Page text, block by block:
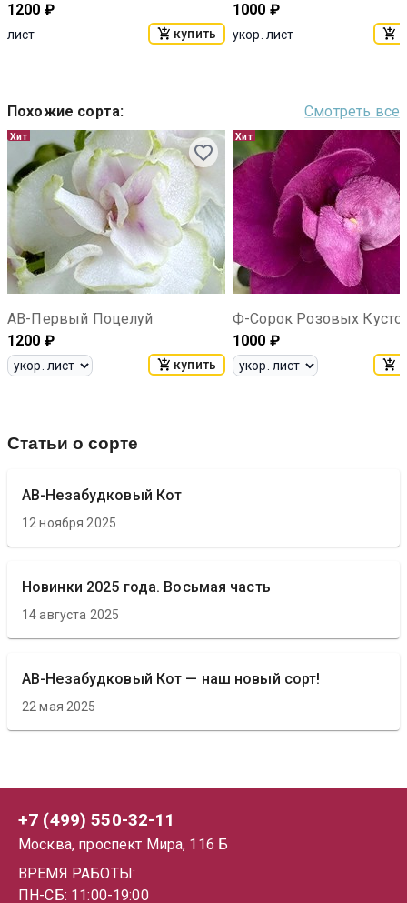
1200 ₽
лист купить
1000 ₽
укор. лист
Похожие сорта: Смотреть все
Хит
АВ-Первый Поцелуй
1200 ₽
купить
Хит
1000 ₽
Статьи о сорте
АВ-Незабудковый Кот
12 ноября 2025
Новинки 2025 года. Восьмая часть
14 августа 2025
АВ-Незабудковый Кот — наш новый сорт!
22 мая 2025
+7 (499) 550-32-11
Москва, проспект Мира, 116 Б
ВРЕМЯ РАБОТЫ:
ПН-СБ: 11:00-19:00